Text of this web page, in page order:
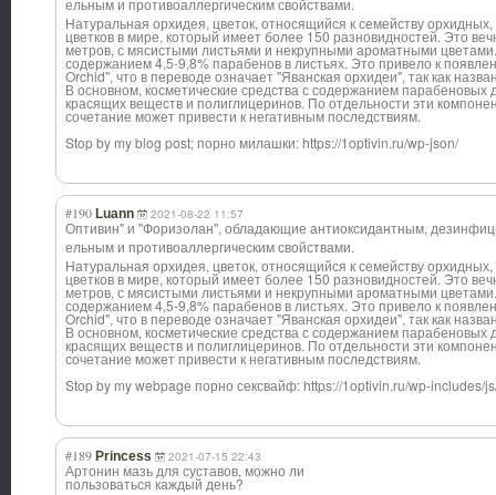
ельным и противоаллергическим свойствами.
Натуральная орхидея, цветок, относящийся к семейству
цветков в мире, который имеет более 150 разновидностей. Это
метров, с мясистыми листьями и некрупными ароматными
содержанием 4,5-9,8% парабенов в листьях. Это привело к
Orchid", что в переводе означает "Яванская орхидеи", так как
В основном, косметические средства с содержанием парабеновых
красящих веществ и полиглицеринов. По отдельности эти
сочетание может привести к негативным последствиям.
Stop by my blog post; порно милашки: https://1optivin.ru/wp-json/
#190 Luann 2021-08-22 11:57
Оптивин" и "Форизолан", обладающие антиоксидантным,
ельным и противоаллергическим свойствами.
Натуральная орхидея, цветок, относящийся к семейству
цветков в мире, который имеет более 150 разновидностей. Это
метров, с мясистыми листьями и некрупными ароматными
содержанием 4,5-9,8% парабенов в листьях. Это привело к
Orchid", что в переводе означает "Яванская орхидеи", так как
В основном, косметические средства с содержанием парабеновых
красящих веществ и полиглицеринов. По отдельности эти
сочетание может привести к негативным последствиям.
Stop by my webpage порно сексвайф: https://1optivin.ru/wp-includes/
#189 Princess 2021-07-15 22:43
Артонин мазь для суставов, можно ли
пользоваться каждый день?